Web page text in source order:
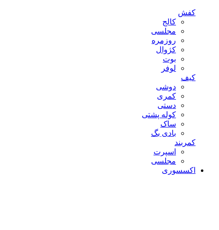
کفش
کالج
مجلسی
روزمره
کژوال
بوت
لوفر
کیف
دوشی
کمری
دستی
کوله پشتی
ساک
بادی بگ
کمربند
اسپرت
مجلسی
اکسسوری